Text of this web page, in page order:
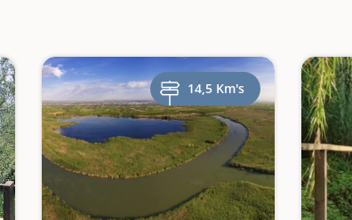
14,5 Km's